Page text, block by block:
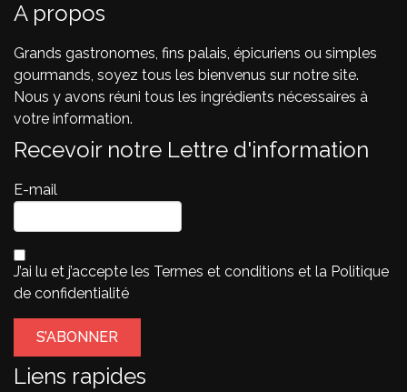
A propos
Grands gastronomes, fins palais, épicuriens ou simples
gourmands, soyez tous les bienvenus sur notre site.
Nous y avons réuni tous les ingrédients nécessaires à
votre information.
Recevoir notre Lettre d'information
E-mail
J’ai lu et j’accepte les Termes et conditions et la Politique
de confidentialité
Liens rapides